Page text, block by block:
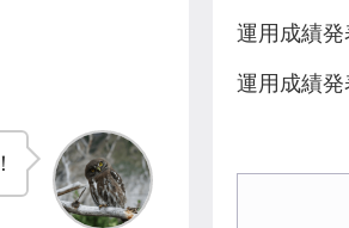
運用成績
運用成績